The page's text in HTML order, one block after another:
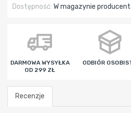
Dostępność: W magazynie
DARMOWA WYSYŁKA
OD 299 ZŁ
ODBIÓR
Recenzje